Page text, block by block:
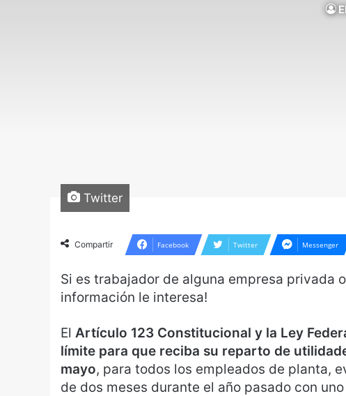
Twitter
Compartir Facebook Twitter Messenger
Si es trabajador de alguna empresa privada
información le interesa!
El Artículo 123 Constitucional y la Ley
límite para que reciba su reparto de
mayo, para todos los empleados de planta,
de dos meses durante el año pasado con